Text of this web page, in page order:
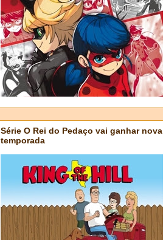
Série O Rei do Pedaço vai ganhar nova
temporada